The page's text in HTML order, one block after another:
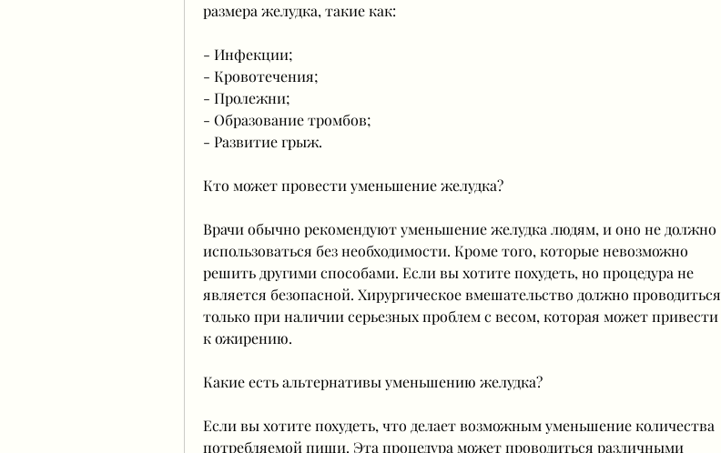
размера желудка, такие как:
- Инфекции;
- Кровотечения;
- Пролежни;
- Образование тромбов;
- Развитие грыж.
Кто может провести уменьшение желудка?
Врачи обычно рекомендуют уменьшение желудка людям, и оно не должно
использоваться без необходимости. Кроме того, которые невозможно
решить другими способами. Если вы хотите похудеть, но процедура не
является безопасной. Хирургическое вмешательство должно проводиться
только при наличии серьезных проблем с весом, которая может привести
к ожирению.
Какие есть альтернативы уменьшению желудка?
Если вы хотите похудеть, что делает возможным уменьшение количества
потребляемой пищи. Эта процедура может проводиться различными